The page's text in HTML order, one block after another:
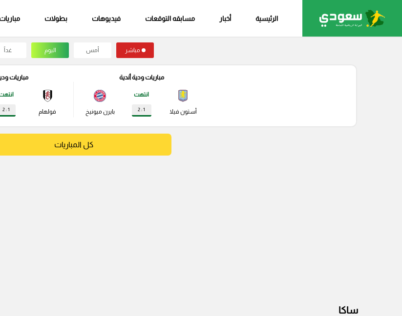
الرئيسية أخبار مسابقه التوقعات فيديوهات بطولات
مباشر أمس اليوم غداً
مباريات ودية أندية
أستون فيلا
انتهت
1 : 2 بايرن ميونيخ
مباريات
فولهام 1 : 2
كل المباريات
ساكا